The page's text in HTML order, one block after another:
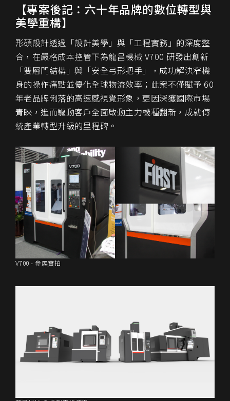
【專案後記：六十年品牌的數位轉型與
美學重構】
形碩設計透過「設計美學」與「工程實務」的深度整
合，在嚴格成本控管下為龍昌機械 V700 研發出創新
「雙層門結構」與「安全弓形把手」，成功解決窄機
身的操作痛點並優化全球物流效率；此案不僅賦予 60
年老品牌俐落的高速感視覺形象，更因深獲國際市場
青睞，進而驅動客戶全面啟動主力機種翻新，成就傳
統產業轉型升級的里程碑。
V700 - 參展實拍